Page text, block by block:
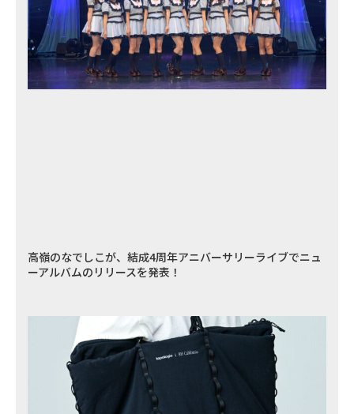
高嶺のなでしこが、結成4周年アニバーサリーライブでニュ
ーアルバムのリリースを発表！